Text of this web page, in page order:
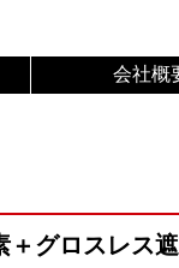
会社概
＋グロスレス